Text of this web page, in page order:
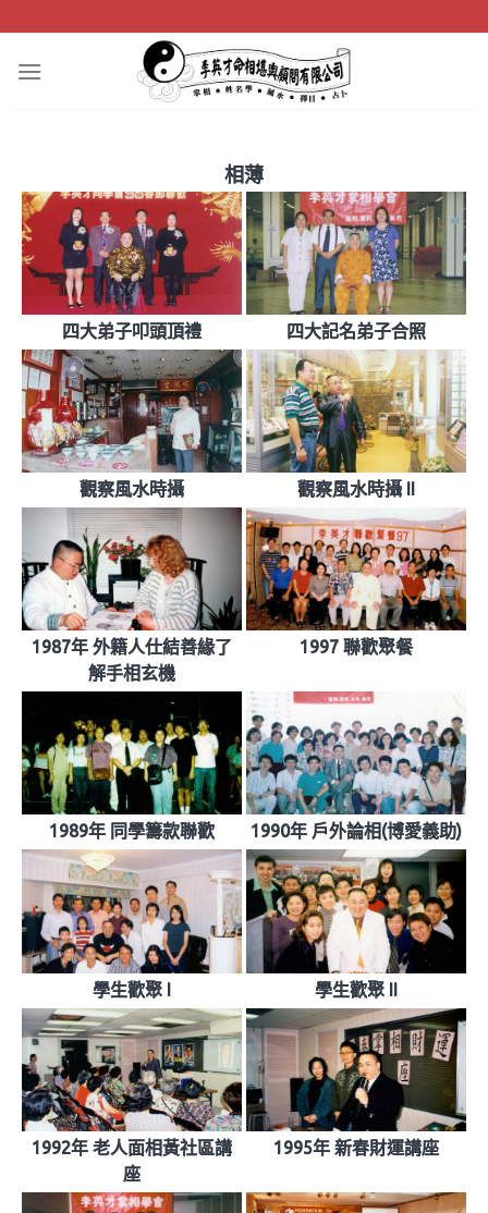
to
content
相薄
四大弟子叩頭頂禮 四大記名弟子合照
觀察風水時攝 觀察風水時攝 II
1987年 外籍人仕結善緣了
解手相玄機
1997 聯歡聚餐
1989年 同學籌款聯歡 1990年 戶外論相(博愛義助)
學生歡聚 I 學生歡聚 II
1992年 老人面相黃社區講
座
1995年 新春財運講座